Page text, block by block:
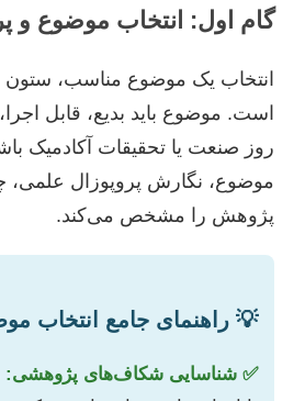
گام اول: انتخاب موضوع و
انتخاب یک موضوع مناسب، ستون
است. موضوع باید بدیع، قابل
روز صنعت یا تحقیقات آکادمیک
موضوع، نگارش پروپوزال علمی،
پژوهش را مشخص می‌کند.
💡 راهنمای جامع انتخاب
✅ شناسایی شکاف‌های پژوهشی: